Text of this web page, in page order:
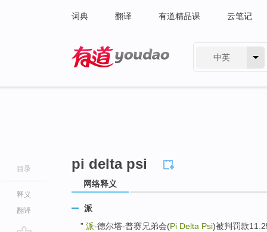
词典 翻译 有道精品课 云笔记
中英
目录
释义
翻译
pi delta psi
网络释义
派
” 派-德尔塔-普赛兄弟会(Pi Delta Psi)被判罚款